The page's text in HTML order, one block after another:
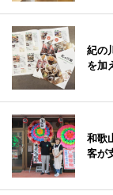
紀の
を加
和歌
客が